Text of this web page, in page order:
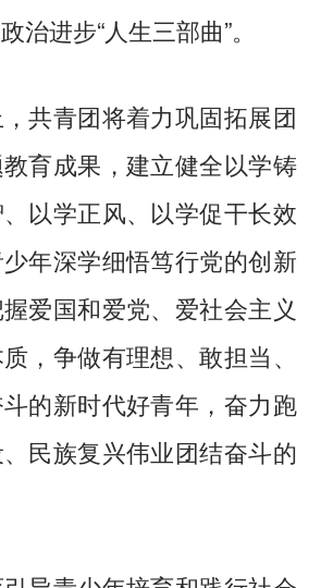
治进步“人生三部曲”。
青团将着力巩固拓展团
育成果，建立健全以学铸
以学正风、以学促干长效
年深学细悟笃行党的创新
爱国和爱党、爱社会主义
，争做有理想、敢担当、
的新时代好青年，奋力跑
民族复兴伟业团结奋斗的